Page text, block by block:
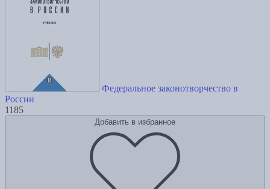
Федеральное законотворчество в
России
1185
Добавить в избранное